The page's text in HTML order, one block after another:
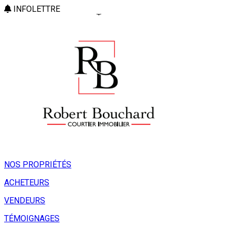
INFOLETTRE
NOS PROPRIÉTÉS
ACHETEURS
VENDEURS
TÉMOIGNAGES